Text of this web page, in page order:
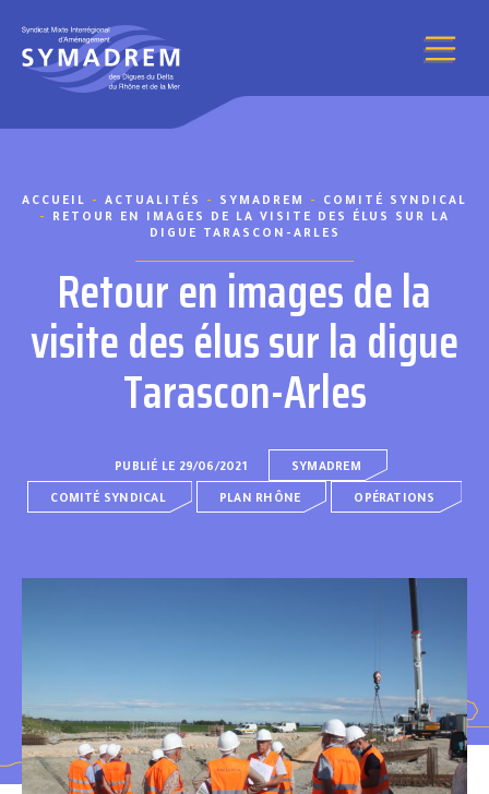
ACCUEIL - ACTUALITÉS - SYMADREM - COMITÉ SYNDICAL
- RETOUR EN IMAGES DE LA VISITE DES ÉLUS SUR LA
DIGUE TARASCON-ARLES
Retour en images de la
visite des élus sur la digue
Tarascon-Arles
PUBLIÉ LE 29/06/2021 SYMADREM
COMITÉ SYNDICAL PLAN RHÔNE OPÉRATIONS